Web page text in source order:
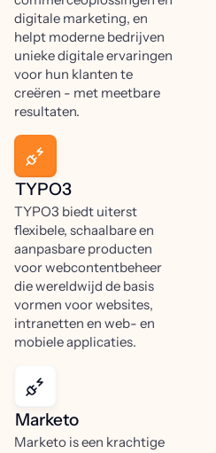
digitale marketing, en
helpt moderne bedrijven
unieke digitale ervaringen
voor hun klanten te
creëren - met meetbare
resultaten.
TYPO3
TYPO3 biedt uiterst
flexibele, schaalbare en
aanpasbare producten
voor webcontentbeheer
die wereldwijd de basis
vormen voor websites,
intranetten en web- en
mobiele applicaties.
Marketo
Marketo is een krachtige